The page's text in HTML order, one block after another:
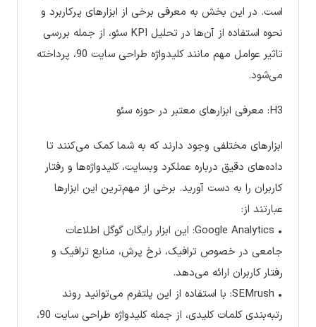
است. در این بخش به معرفی برخی از ابزارهای پرکاربرد و
نحوه استفاده از آن‌ها در تحلیل KPI سئو، از جمله بررسی
تاثیر عوامل مهم مانند کلیدواژه طراحی سایت 90، پرداخته
می‌شود.
H3: معرفی ابزارهای معتبر در حوزه سئو
ابزارهای مختلفی وجود دارند که به شما کمک می‌کنند تا
داده‌های دقیق درباره عملکرد وبسایت، کلیدواژه‌ها و رفتار
کاربران را به دست آورید. برخی از مهم‌ترین این ابزارها
عبارتند از:
• Google Analytics: این ابزار رایگان گوگل اطلاعات
جامعی در خصوص ترافیک، نرخ پرش، منابع ترافیک و
رفتار کاربران ارائه می‌دهد.
• SEMrush: با استفاده از این پلتفرم می‌توانید روند
رتبه‌بندی کلمات کلیدی، از جمله کلیدواژه طراحی سایت 90،